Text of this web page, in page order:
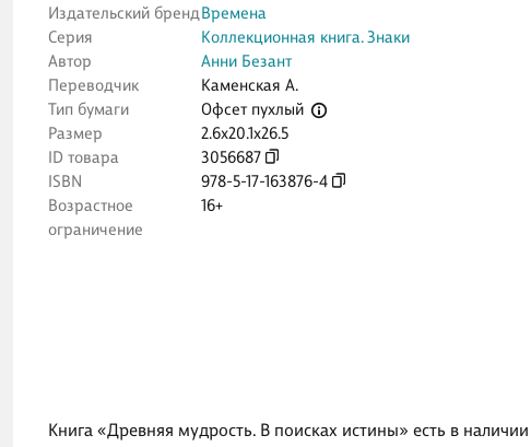
Издательский брендВремена
Серия
Коллекционная книга. Знаки
Автор
Анни Безант
Переводчик
Каменская А.
Тип бумаги
Офсет пухлый
Размер
2.6x20.1x26.5
ID товара
3056687
ISBN
978-5-17-163876-4
Возрастное
ограничение
16+
Книга «Древняя мудрость. В поисках истины» есть в